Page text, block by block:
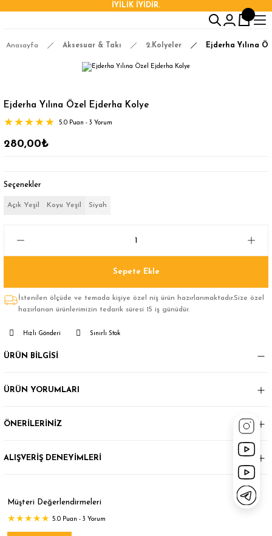
İYİLİK İYİDİR.
Anasayfa Aksesuar & Takı 2.Kolyeler Ejderha Yılına
Ejderha Yılına Özel Ejderha Kolye
5.0 Puan - 3 Yorum
280,00₺
Seçenekler
Açık Yeşil Koyu Yeşil Siyah
Sepete Ekle
İstenilen ölçüde ve temada kişiye özel niş ürün hazırlanmaktadır.Size özel
hazırlanan ürünlerimizin tedarik süresi 15 iş günüdür.
Hızlı Gönderi Sınırlı Stok
ÜRÜN BİLGİSİ
ÜRÜN YORUMLARI
ÖNERİLERİNİZ
ALIŞVERİŞ DENEYİMLERİ
Müşteri Değerlendirmeleri
5.0 Puan - 3 Yorum